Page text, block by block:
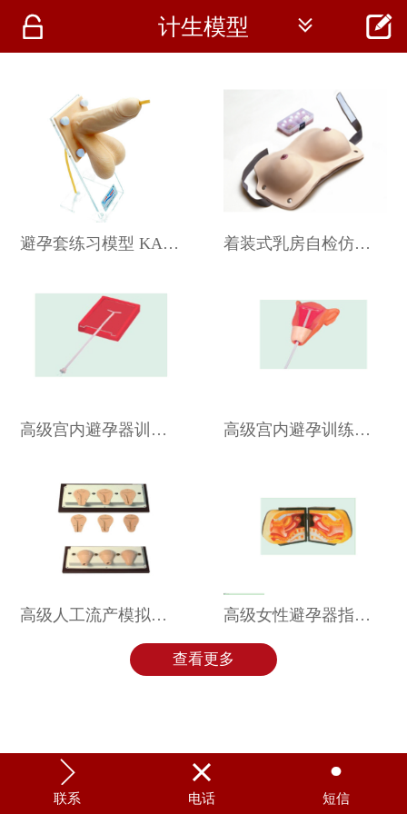
 首页
仪器
医疗资讯
 计生模型  
避孕套练习模型 KAS-B1 着装式乳房自检仿真模型 JC-F82001
高级宫内避孕器训练模型 RY-F9F 高级宫内避孕训练模型 RY-F9E
高级人工流产模拟子宫 RY-FT33A 高级女性避孕器指导模型 RY-F5L
查看更多

联系

电话

短信